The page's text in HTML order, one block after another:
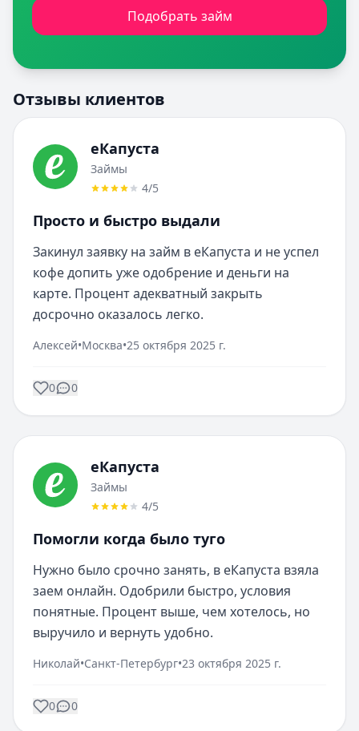
Подобрать займ
Отзывы клиентов
еКапуста
Займы
4/5
Просто и быстро выдали
Закинул заявку на займ в еКапуста и не успел
кофе допить уже одобрение и деньги на
карте. Процент адекватный закрыть
досрочно оказалось легко.
Алексей•Москва•25 октября 2025 г.
0 0
еКапуста
Займы
4/5
Помогли когда было туго
Нужно было срочно занять, в еКапуста взяла
заем онлайн. Одобрили быстро, условия
понятные. Процент выше, чем хотелось, но
выручило и вернуть удобно.
Николай•Санкт-Петербург•23 октября 2025 г.
0 0